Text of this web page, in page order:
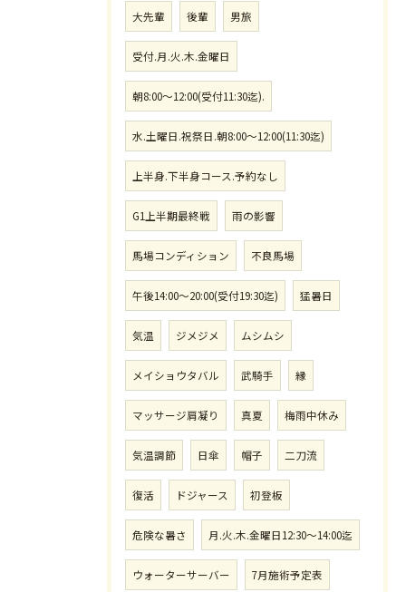
大先輩 後輩 男旅
受付.月.火.木.金曜日
朝8:00〜12:00(受付11:30迄).
水.土曜日.祝祭日.朝8:00〜12:00(11:30迄)
上半身.下半身コース.予約なし
G1上半期最終戦 雨の影響
馬場コンディション 不良馬場
午後14:00〜20:00(受付19:30迄) 猛暑日
気温 ジメジメ ムシムシ
メイショウタバル 武騎手 縁
マッサージ肩凝り 真夏 梅雨中休み
気温調節 日傘 帽子 二刀流
復活 ドジャース 初登板
危険な暑さ 月.火.木.金曜日12:30〜14:00迄
ウォーターサーバー 7月施術予定表